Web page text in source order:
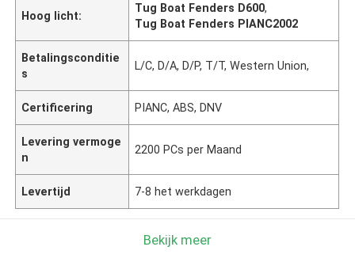
Hoog licht:
Tug Boat Fenders D600,
Tug Boat Fenders PIANC2002
Betalingsconditie
s
L/C, D/A, D/P, T/T, Western Union,
Certificering PIANC, ABS, DNV
Levering vermoge
n
2200 PCs per Maand
Levertijd 7-8 het werkdagen
Bekijk meer